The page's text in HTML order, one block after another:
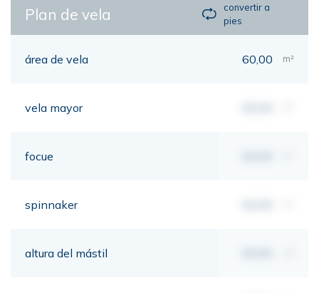
Plan de vela
convertir a
pies
área de vela 60,00 m²
vela mayor
focue
spinnaker
altura del mástil